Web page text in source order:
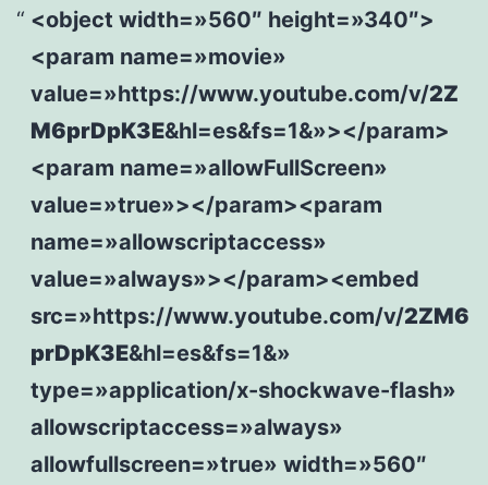
<object width=»560″ height=»340″>
<param name=»movie»
value=»https://www.youtube.com/v/2Z
M6prDpK3E&hl=es&fs=1&»></param>
<param name=»allowFullScreen»
value=»true»></param><param
name=»allowscriptaccess»
value=»always»></param><embed
src=»https://www.youtube.com/v/2ZM6
prDpK3E&hl=es&fs=1&»
type=»application/x-shockwave-flash»
allowscriptaccess=»always»
allowfullscreen=»true» width=»560″